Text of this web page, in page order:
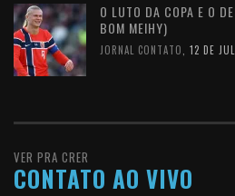
O LUTO DA COPA E O
BOM MEIHY)
JORNAL CONTATO 12 DE
VER PRA CRER
CONTATO AO VIVO